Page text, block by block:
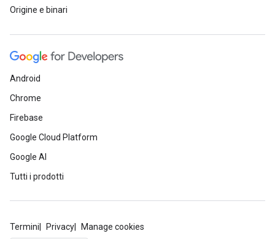
Origine e binari
Android
Chrome
Firebase
Google Cloud Platform
Google AI
Tutti i prodotti
Termini Privacy Manage cookies